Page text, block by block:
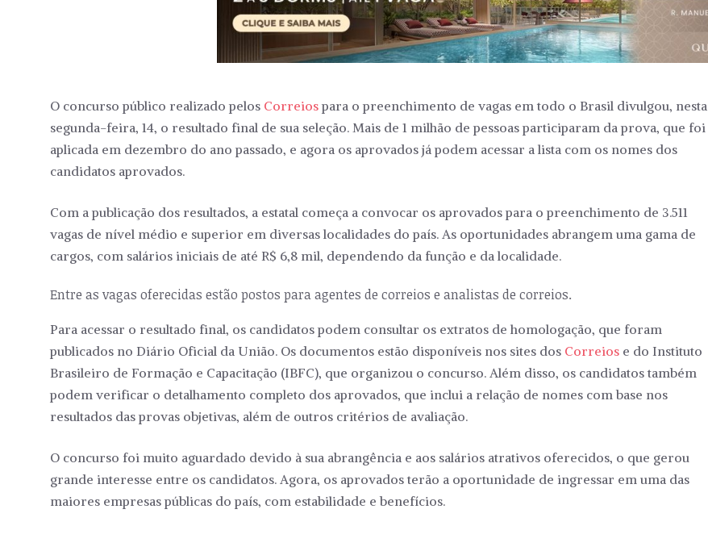
O concurso público realizado pelos Correios para o preenchimento de vagas em todo o Brasil divulgou, nesta
segunda-feira, 14, o resultado final de sua seleção. Mais de 1 milhão de pessoas participaram da prova, que foi
aplicada em dezembro do ano passado, e agora os aprovados já podem acessar a lista com os nomes dos
candidatos aprovados.
Com a publicação dos resultados, a estatal começa a convocar os aprovados para o preenchimento de 3.511
vagas de nível médio e superior em diversas localidades do país. As oportunidades abrangem uma gama de
cargos, com salários iniciais de até R$ 6,8 mil, dependendo da função e da localidade.
Entre as vagas oferecidas estão postos para agentes de correios e analistas de correios.
Para acessar o resultado final, os candidatos podem consultar os extratos de homologação, que foram
publicados no Diário Oficial da União. Os documentos estão disponíveis nos sites dos Correios e do Instituto
Brasileiro de Formação e Capacitação (IBFC), que organizou o concurso. Além disso, os candidatos também
podem verificar o detalhamento completo dos aprovados, que inclui a relação de nomes com base nos
resultados das provas objetivas, além de outros critérios de avaliação.
O concurso foi muito aguardado devido à sua abrangência e aos salários atrativos oferecidos, o que gerou
grande interesse entre os candidatos. Agora, os aprovados terão a oportunidade de ingressar em uma das
maiores empresas públicas do país, com estabilidade e benefícios.